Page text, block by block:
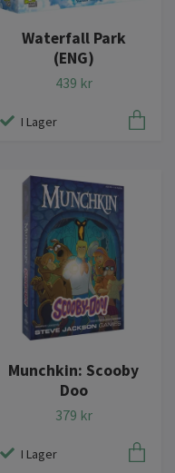
Waterfall Park
(ENG)
439 kr
I Lager
Munchkin: Scooby
Doo
379 kr
I Lager